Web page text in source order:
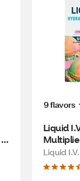
9 flavors
Liquid
Mix,
Liquid I.V.